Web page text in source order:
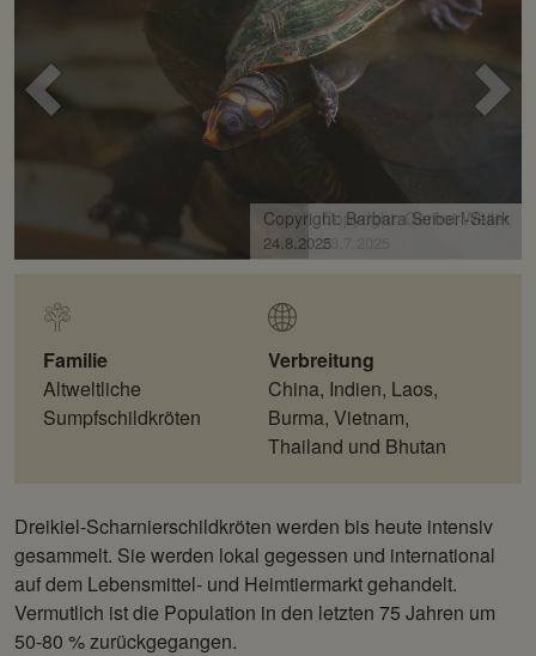
Voriges
Bild Bild
Copyright: Gernot Weiler
23.7.2025
Familie
Altweltliche
Sumpfschildkröten
Verbreitung
China, Indien, Laos,
Burma, Vietnam,
Thailand und Bhutan
Dreikiel-Scharnierschildkröten werden bis heute intensiv
gesammelt. Sie werden lokal gegessen und international
auf dem Lebensmittel- und Heimtiermarkt gehandelt.
Vermutlich ist die Population in den letzten 75 Jahren um
50-80 % zurückgegangen.